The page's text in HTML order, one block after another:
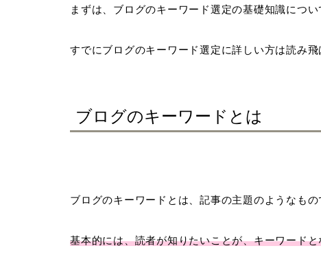
まずは、ブログのキーワード選定の基礎知識につい
すでにブログのキーワード選定に詳しい方は読み飛
ブログのキーワードとは
ブログのキーワードとは、記事の主題のようなもの
基本的には、読者が知りたいことが、キーワード